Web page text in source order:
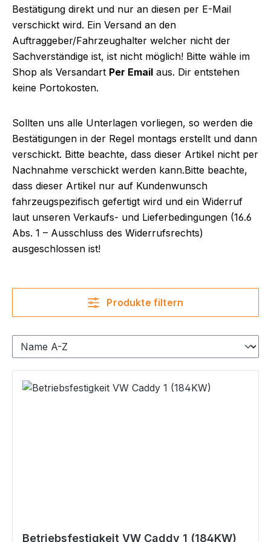
Bestätigung direkt und nur an diesen per E-Mail
verschickt wird. Ein Versand an den
Auftraggeber/Fahrzeughalter welcher nicht der
Sachverständige ist, ist nicht möglich! Bitte wähle im
Shop als Versandart Per Email aus. Dir entstehen
keine Portokosten.
Sollten uns alle Unterlagen vorliegen, so werden die
Bestätigungen in der Regel montags erstellt und dann
verschickt. Bitte beachte, dass dieser Artikel nicht per
Nachnahme verschickt werden kann.Bitte beachte,
dass dieser Artikel nur auf Kundenwunsch
fahrzeugspezifisch gefertigt wird und ein Widerruf
laut unseren Verkaufs- und Lieferbedingungen (16.6
Abs. 1 – Ausschluss des Widerrufsrechts)
ausgeschlossen ist!
Produkte filtern
Betriebsfestigkeit VW Caddy 1 (184KW)